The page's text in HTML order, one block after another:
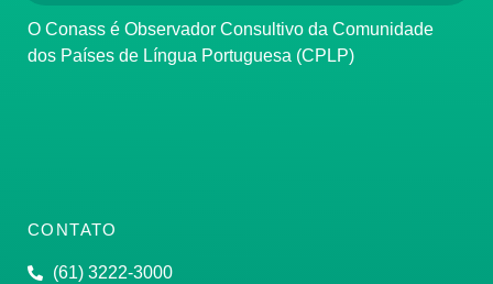
O Conass é Observador Consultivo da Comunidade
dos Países de Língua Portuguesa (CPLP)
CONTATO
(61) 3222-3000